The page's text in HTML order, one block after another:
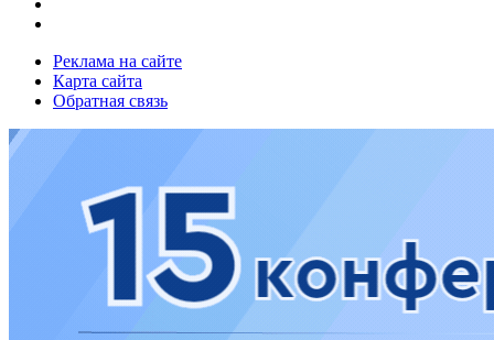
Реклама на сайте
Карта сайта
Обратная связь